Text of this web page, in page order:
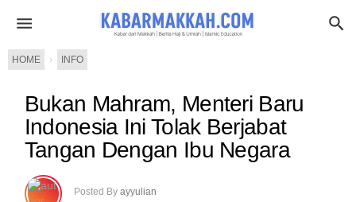
HOME › INFO
Bukan Mahram, Menteri Baru
Indonesia Ini Tolak Berjabat
Tangan Dengan Ibu Negara
Posted By ayyulian